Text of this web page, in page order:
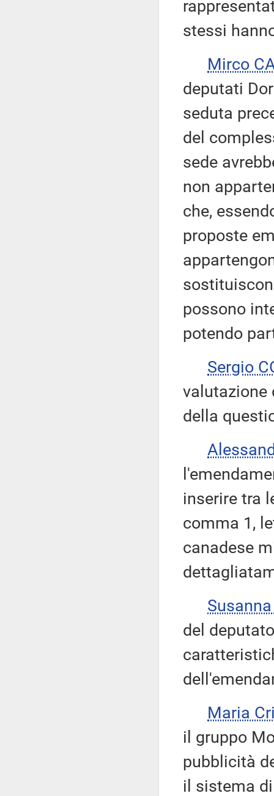
stessi
Mirco
deputati
seduta
del
sede
non
che,
proposte
possono
potendo
Sergio
valutazione
della
inserire tra
comma 1,
canadese
del
Maria
il gruppo
pubblicità
il sistema